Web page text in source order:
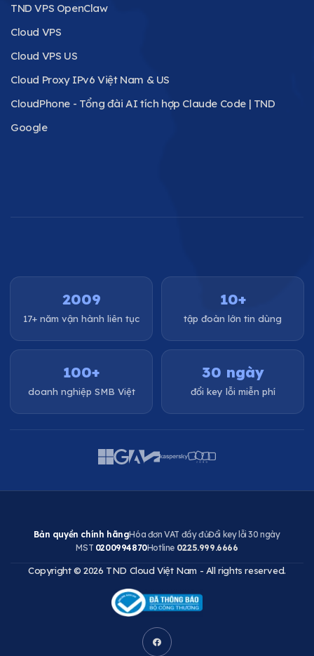
TND VPS OpenClaw
Cloud VPS
Cloud VPS US
Cloud Proxy IPv6 Việt Nam & US
CloudPhone - Tổng đài AI tích hợp Claude Code | TND
Google
2009
17+ năm vận hành liên tục
10+
tập đoàn lớn tin dùng
100+
doanh nghiệp SMB Việt
30 ngày
đổi key lỗi miễn phí
Bản quyền chính hãngHóa đơn VAT đầy đủĐổi key lỗi 30 ngày
MST 0200994870Hotline 0225.999.6666
Copyright © 2026 TND Cloud Việt Nam - All rights reserved.